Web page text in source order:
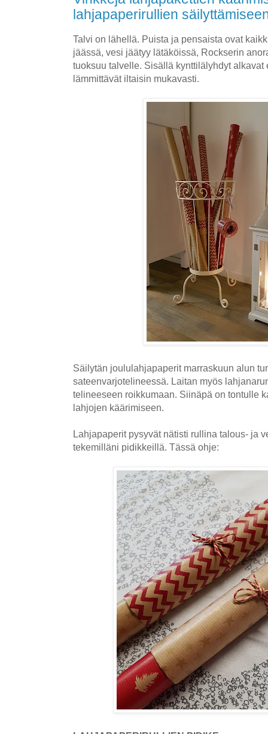
lahjapaperirullien
Talvi on lähellä. Puista ja pensaista ovat
jäässä, vesi jäätyy lätäköissä, Rockserin
tuoksuu talvelle. Sisällä kynttilälyhdyt
lämmittävät iltaisin mukavasti.
Säilytän joululahjapaperit marraskuun alun
sateenvarjotelineessä. Laitan myös
telineeseen roikkumaan. Siinäpä on tontulle
lahjojen käärimiseen.
Lahjapaperit pysyvät nätisti rullina talous- ja
tekemilläni pidikkeillä. Tässä ohje: